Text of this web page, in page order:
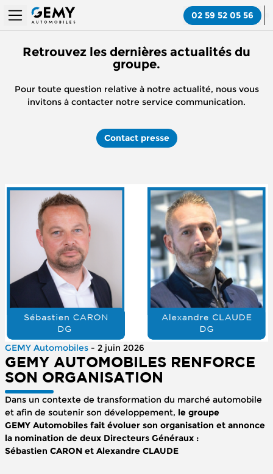
02 59 52 05 56
Retrouvez les dernières actualités du
groupe.
Pour toute question relative à notre actualité, nous vous
invitons à contacter notre service communication.
Contact presse
GEMY Automobiles - 2 juin 2026
GEMY AUTOMOBILES RENFORCE
SON ORGANISATION
Dans un contexte de transformation du marché automobile
et afin de soutenir son développement, le groupe
GEMY Automobiles fait évoluer son organisation et annonce
la nomination de deux Directeurs Généraux :
Sébastien CARON et Alexandre CLAUDE